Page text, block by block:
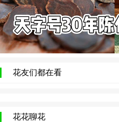
花友们都在看
花花聊花